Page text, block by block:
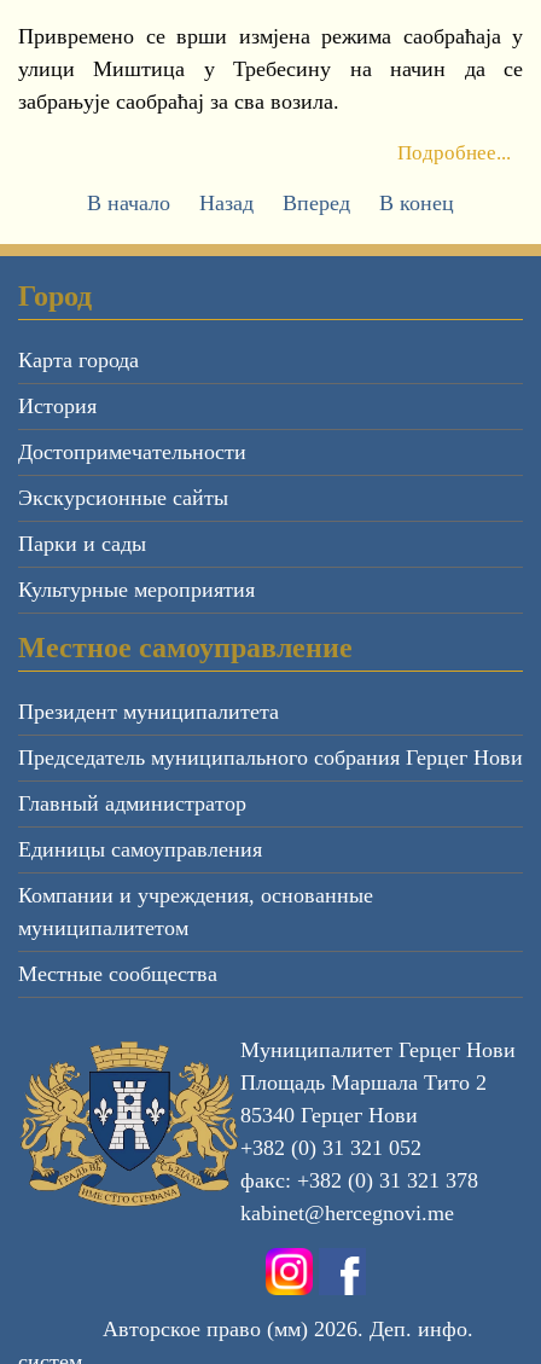
Привремено се врши измјена режима саобраћаја у
улици Миштица у Требесину на начин да се
забрањује саобраћај за сва возила.
Подробнее...
В начало Назад Вперед В конец
Город
Карта города
История
Достопримечательности
Экскурсионные сайты
Парки и сады
Культурные мероприятия
Местное самоуправление
Президент муниципалитета
Председатель муниципального собрания Герцег Нови
Главный администратор
Единицы самоуправления
Компании и учреждения, основанные
муниципалитетом
Местные сообщества
Муниципалитет Герцег Нови
Площадь Маршала Тито 2
85340 Герцег Нови
+382 (0) 31 321 052
факс: +382 (0) 31 321 378
kabinet@hercegnovi.me
Авторское право (мм) 2026. Деп. инфо.